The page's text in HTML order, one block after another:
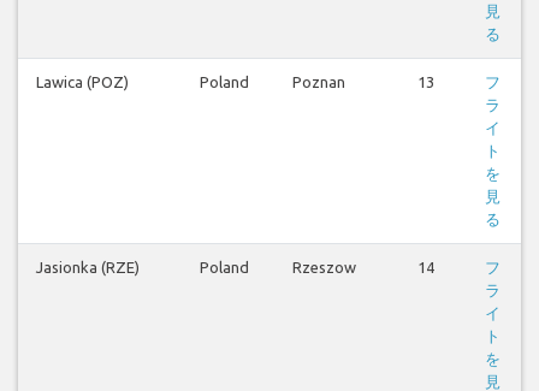
見
る
Lawica (POZ) Poland Poznan 13
フ
ラ
イ
ト
を
見
る
Jasionka (RZE) Poland Rzeszow 14
フ
ラ
イ
ト
を
見